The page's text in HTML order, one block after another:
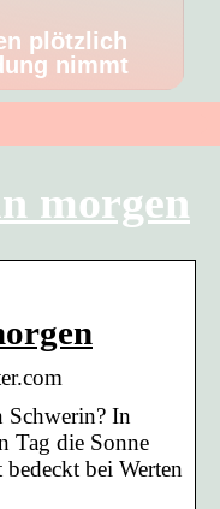
plötzlich
nimmt
morgen
Schwerin? In
Tag die Sonne
bei Werten